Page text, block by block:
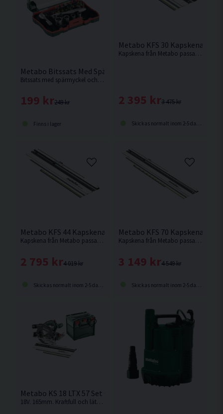
Metabo Bitssats Med Spärrnyckel 26 delar
Bitssats med spärrnyckel och hylsor från Metabo.
249 kr
199 kr
Finns i lager
Metabo KFS 30 Kapskena
Kapskena från Metabo passande cirkelsågarna KS 18 LTX 66 BL, KS 18 LTX 57, KS 66 FS,
3 475 kr
2 395 kr
Skickas normalt inom 2-5 dagar
Metabo KFS 44 Kapskena 834mm
Kapskena från Metabo passande cirkelsågarna KS 18 LTX 66 BL, KS 18 LTX 57, KS 66 FS,
4 019 kr
2 795 kr
Skickas normalt inom 2-5 dagar
Metabo KFS 70 Kapskena
Kapskena från Metabo passande cirkelsågarna KS 18 LTX 66 BL, KS 18 LTX 57, KS 66 FS
4 549 kr
3 149 kr
Skickas normalt inom 2-5 dagar
Metabo KS 18 LTX 57 Set Cirkelsåg 165mm 18V
18V. 165mm. Kraftfull och lätt batteridriven handcirkelsåg för universell användning på byggarbetsplatsen. Levereras utan batteri och laddare.